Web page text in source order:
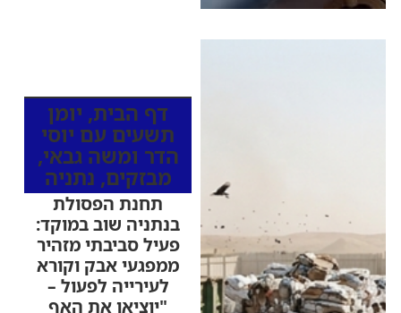
דף הבית, יומן
תשעים עם יוסי
הדר ומשה גבאי,
מבזקים, נתניה
תחנת הפסולת
בנתניה שוב במוקד:
פעיל סביבתי מזהיר
ממפגעי אבק וקורא
לעירייה לפעול –
"יוציאו את האף